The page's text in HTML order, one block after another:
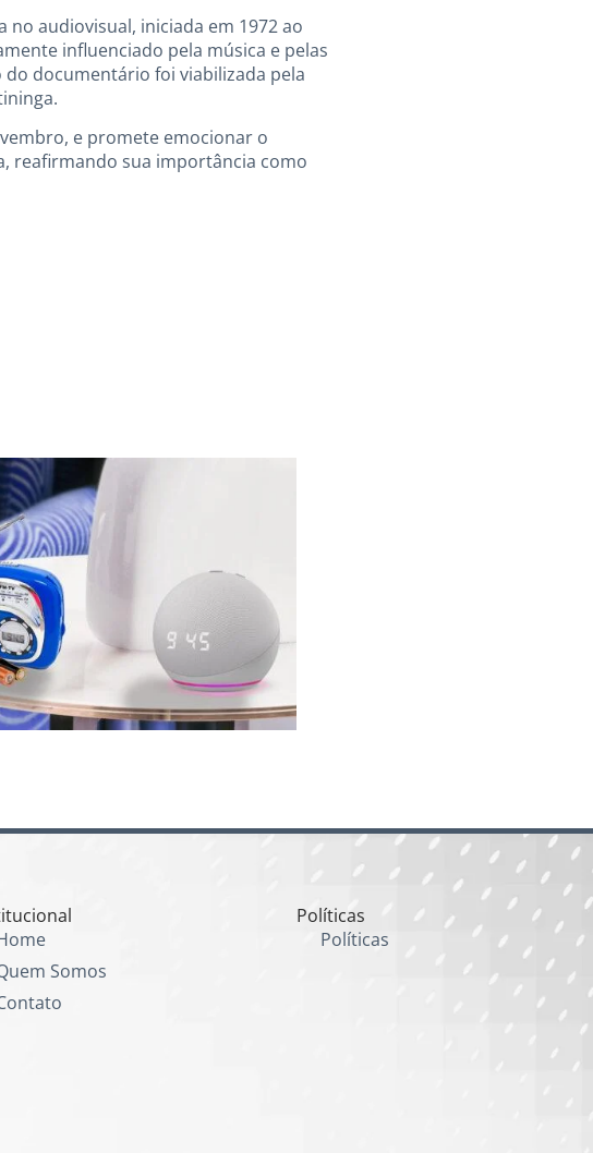
audiovisual, iniciada em 1972 ao
influenciado pela música e pelas
documentário foi viabilizada pela
e promete emocionar o
reafirmando sua importância como
Somos
Políticas
Políticas